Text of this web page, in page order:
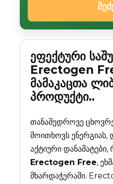
ეფექტური
Erectogen
მამაკაცთა
პროდუქტი..
თანამედროვე
მოითხოვს
აქტიური
Erectogen Free,
მხარდაჭერაში.